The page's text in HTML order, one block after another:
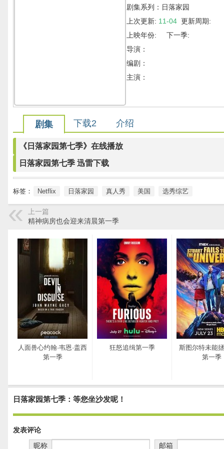
剧集系列：日落家园
上次更新: 11-04 更新周期:
上映年份: 下一季:
导演：
编剧：
主演：
剧集 下载2 介绍
《日落家园第七季》在线播放
日落家园第七季 迅雷下载
标签： Netflix 日落家园 真人秀 美国 选秀综艺
上一篇
精神病房也会迎来清晨第一季
人面兽心约翰·韦恩·盖西
第一季
狂怒追缉第一季
斯图尔特未能
第一季
日落家园第七季：等您坐沙发呢！
发表评论
昵称
邮箱